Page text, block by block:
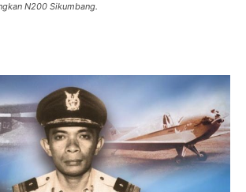
N200 Sikumbang.